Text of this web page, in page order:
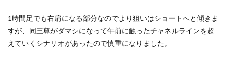
1時間足でも右肩になる部分なのでより狙いはショートへと傾きま
すが、同三尊がダマシになって午前に触ったチャネルラインを超
えていくシナリオがあったので慎重になりました。